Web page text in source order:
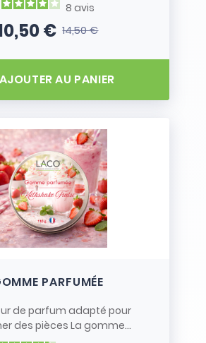
8 avis
Prix
€
Prix de base
14,50 €
AJOUTER AU PANIER
PARFUMÉE
de parfum adapté pour
des pièces La gomme...